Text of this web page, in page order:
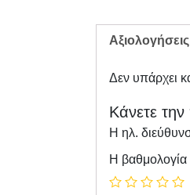
Δεν υπάρχει
Κάνετε
Η ηλ.
Η βαθμολογία